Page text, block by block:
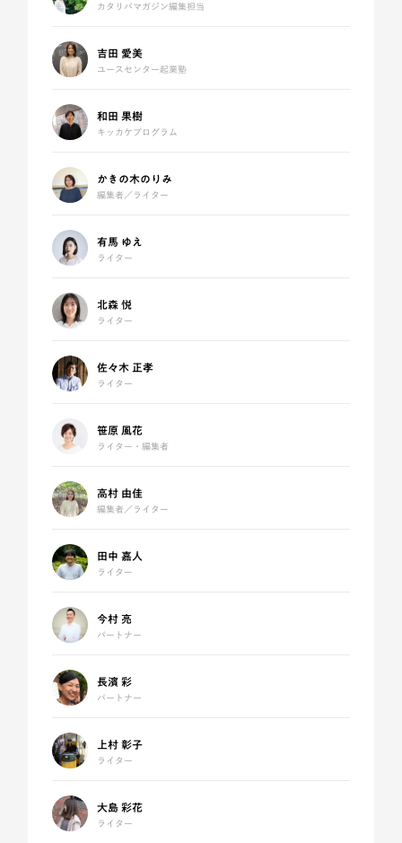
カタリバマガジン編集担当
吉田 愛美
ユースセンター起業塾
和田 果樹
キッカケプログラム
かきの木のりみ
編集者／ライター
有馬 ゆえ
ライター
北森 悦
ライター
佐々木 正孝
ライター
笹原 風花
ライター・編集者
高村 由佳
編集者／ライター
田中 嘉人
ライター
今村 亮
パートナー
長濱 彩
パートナー
上村 彰子
ライター
大島 彩花
ライター